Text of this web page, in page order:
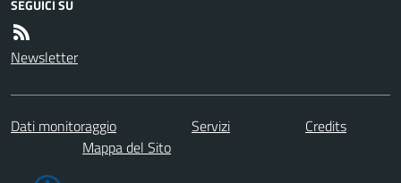
SEGUICI SU
Newsletter
Dati monitoraggio Servizi
Credits
Mappa del Sito